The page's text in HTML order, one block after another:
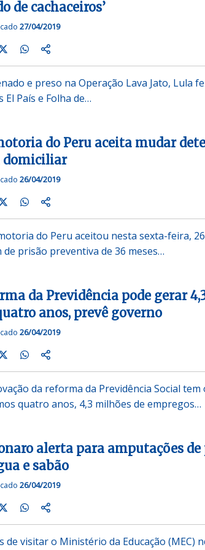
de cachaceiros’
27/04/2019
e preso na Operação Lava Jato, Lula
El País e Folha de…
do Peru aceita mudar
domiciliar
26/04/2019
do Peru aceitou nesta sexta-feira,
de prisão preventiva de 36 meses…
da Previdência pode gerar
anos, prevê governo
26/04/2019
da reforma da Previdência Social
quatro anos, 4,3 milhões de empregos…
alerta para amputações
e sabão
26/04/2019
de visitar o Ministério da Educação (MEC)